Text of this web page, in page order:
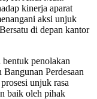
kinerja aparat
aksi unjuk
di depan kantor
penolakan
Perdesaan
unjuk rasa
baik oleh pihak